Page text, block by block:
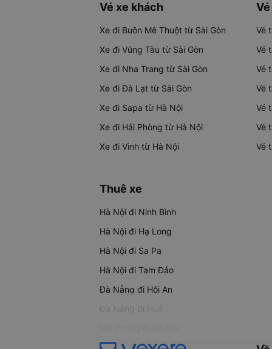
Vé xe khách
Xe đi Buôn Mê Thuột từ Sài Gòn
Xe đi Vũng Tàu từ Sài Gòn
Xe đi Nha Trang từ Sài Gòn
Xe đi Đà Lạt từ Sài Gòn
Xe đi Sapa từ Hà Nội
Xe đi Hải Phòng từ Hà Nội
Xe đi Vinh từ Hà Nội
Vé
Vé
Vé
Vé
Vé
Vé
Vé
Thuê xe
Hà Nội đi Ninh Bình
Hà Nội đi Hạ Long
Hà Nội đi Sa Pa
Hà Nội đi Tam Đảo
Đà Nẵng đi Hội An
Đà Nẵng đi Huế